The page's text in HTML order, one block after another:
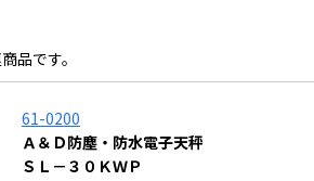
品です。
61-0200
Ａ＆Ｄ防塵・防水電子天秤
ＳＬ－３０ＫＷＰ